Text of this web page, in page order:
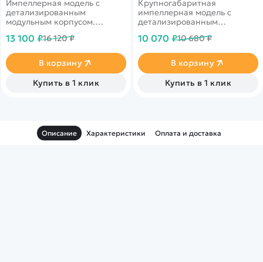
Импеллерная модель с
детализированным
модульным корпусом.
Бесколлекторный мотор.
13 100 ₽16 120 ₽
В корзину
Купить в 1 клик
Крупногабаритная
импеллерная модель с
детализированным
мотор, 5 сервоприводов.
Для высоких и низких
скоростей, фигур высшего
пилотажа.
10 070 ₽10 680 ₽
В корзину
Купить в 1 клик
Описание Характеристики Оплата и доставка